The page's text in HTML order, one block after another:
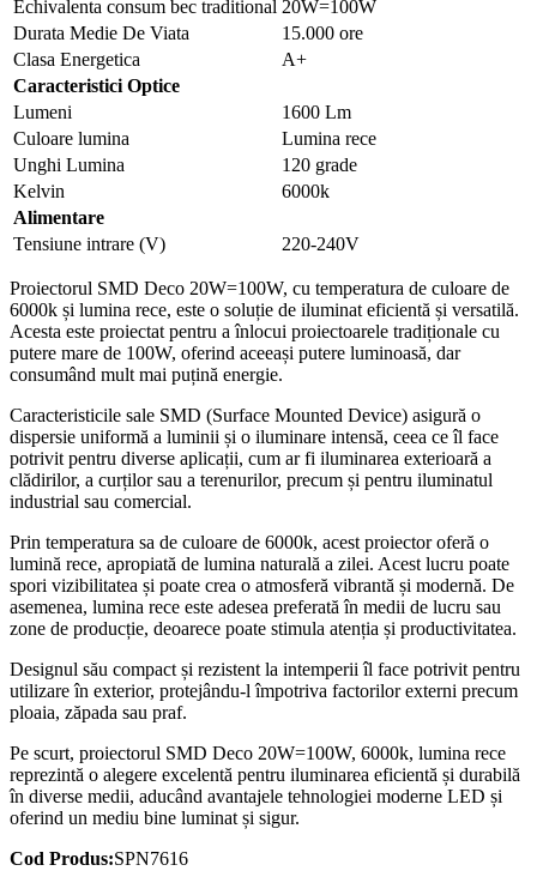
Echivalenta consum bec traditional 20W=100W
Durata Medie De Viata
15.000 ore
Clasa Energetica
A+
Caracteristici Optice
Lumeni
1600 Lm
Culoare lumina
Lumina rece
Unghi Lumina
120 grade
Kelvin
6000k
Alimentare
Tensiune intrare (V)
220-240V
Proiectorul SMD Deco 20W=100W, cu temperatura de culoare de
6000k și lumina rece, este o soluție de iluminat eficientă și versatilă.
Acesta este proiectat pentru a înlocui proiectoarele tradiționale cu
putere mare de 100W, oferind aceeași putere luminoasă, dar
consumând mult mai puțină energie.
Caracteristicile sale SMD (Surface Mounted Device) asigură o
dispersie uniformă a luminii și o iluminare intensă, ceea ce îl face
potrivit pentru diverse aplicații, cum ar fi iluminarea exterioară a
clădirilor, a curților sau a terenurilor, precum și pentru iluminatul
industrial sau comercial.
Prin temperatura sa de culoare de 6000k, acest proiector oferă o
lumină rece, apropiată de lumina naturală a zilei. Acest lucru poate
spori vizibilitatea și poate crea o atmosferă vibrantă și modernă. De
asemenea, lumina rece este adesea preferată în medii de lucru sau
zone de producție, deoarece poate stimula atenția și productivitatea.
Designul său compact și rezistent la intemperii îl face potrivit pentru
utilizare în exterior, protejându-l împotriva factorilor externi precum
ploaia, zăpada sau praf.
Pe scurt, proiectorul SMD Deco 20W=100W, 6000k, lumina rece
reprezintă o alegere excelentă pentru iluminarea eficientă și durabilă
în diverse medii, aducând avantajele tehnologiei moderne LED și
oferind un mediu bine luminat și sigur.
Cod Produs:SPN7616